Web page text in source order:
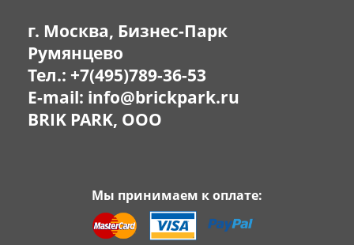
г. Москва, Бизнес-Парк
Румянцево
Тел.: +7(495)789-36-53
E-mail: info@brickpark.ru
BRIK PARK, OOO
Мы принимаем к оплате: